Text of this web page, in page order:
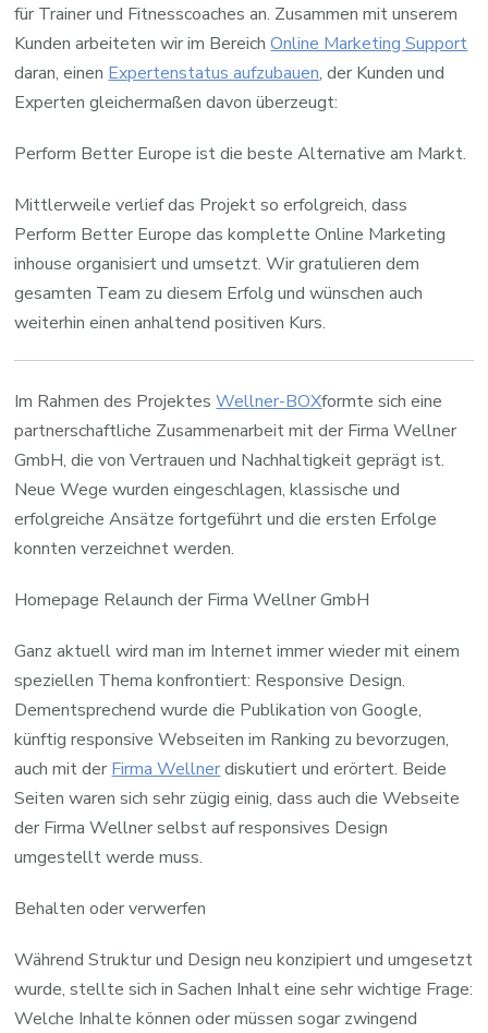
für Trainer und Fitnesscoaches an. Zusammen mit unserem
Kunden arbeiteten wir im BereichOnline Marketing Support
daran, einen Expertenstatus aufzubauen, der Kunden und
Experten gleichermaßen davon überzeugt:
Perform Better Europe ist die beste Alternative am Markt.
Mittlerweile verlief das Projekt so erfolgreich, dass
Perform Better Europe das komplette Online Marketing
inhouse organisiert und umsetzt. Wir gratulieren dem
gesamten Team zu diesem Erfolg und wünschen auch
weiterhin einen anhaltend positiven Kurs.
Im Rahmen des ProjektesWellner-BOXformte sich eine
partnerschaftliche Zusammenarbeit mit der Firma Wellner
GmbH, die von Vertrauen und Nachhaltigkeit geprägt ist.
Neue Wege wurden eingeschlagen, klassische und
erfolgreiche Ansätze fortgeführt und die ersten Erfolge
konnten verzeichnet werden.
Homepage Relaunch der Firma Wellner GmbH
Ganz aktuell wird man im Internet immer wieder mit einem
speziellen Thema konfrontiert: Responsive Design.
Dementsprechend wurde die Publikation von Google,
künftig responsive Webseiten im Ranking zu bevorzugen,
auch mit der Firma Wellnerdiskutiert und erörtert. Beide
Seiten waren sich sehr zügig einig, dass auch die Webseite
der Firma Wellner selbst auf responsives Design
umgestellt werde muss.
Behalten oder verwerfen
Während Struktur und Design neu konzipiert und umgesetzt
wurde, stellte sich in Sachen Inhalt eine sehr wichtige Frage:
Welche Inhalte können oder müssen sogar zwingend